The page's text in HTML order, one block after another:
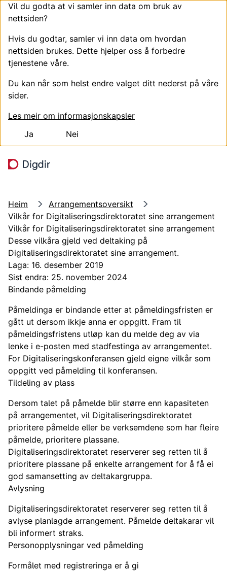
Vil du godta at vi samler inn data om bruk av
nettsiden?
Hvis du godtar, samler vi inn data om hvordan
nettsiden brukes. Dette hjelper oss å forbedre
tjenestene våre.
Du kan når som helst endre valget ditt nederst på våre
sider.
Les meir om informasjonskapsler
Ja
Nei
Heim
Arrangementsoversikt
Vilkår for Digitaliseringsdirektoratet sine arrangement
Vilkår for Digitaliseringsdirektoratet sine arrangement
Desse vilkåra gjeld ved deltaking på
Digitaliseringsdirektoratet sine arrangement.
Laga: 16. desember 2019
Sist endra: 25. november 2024
Bindande påmelding
Påmeldinga er bindande etter at påmeldingsfristen er
gått ut dersom ikkje anna er oppgitt. Fram til
påmeldingsfristens utløp kan du melde deg av via
lenke i e-posten med stadfestinga av arrangementet.
For Digitaliseringskonferansen gjeld eigne vilkår som
oppgitt ved påmelding til konferansen.
Tildeling av plass
Dersom talet på påmelde blir større enn kapasiteten
på arrangementet, vil Digitaliseringsdirektoratet
prioritere påmelde eller be verksemdene som har fleire
påmelde, prioritere plassane.
Digitaliseringsdirektoratet reserverer seg retten til å
prioritere plassane på enkelte arrangement for å få ei
god samansetting av deltakargruppa.
Avlysning
Digitaliseringsdirektoratet reserverer seg retten til å
avlyse planlagde arrangement. Påmelde deltakarar vil
bli informert straks.
Personopplysningar ved påmelding
Formålet med registreringa er å gi